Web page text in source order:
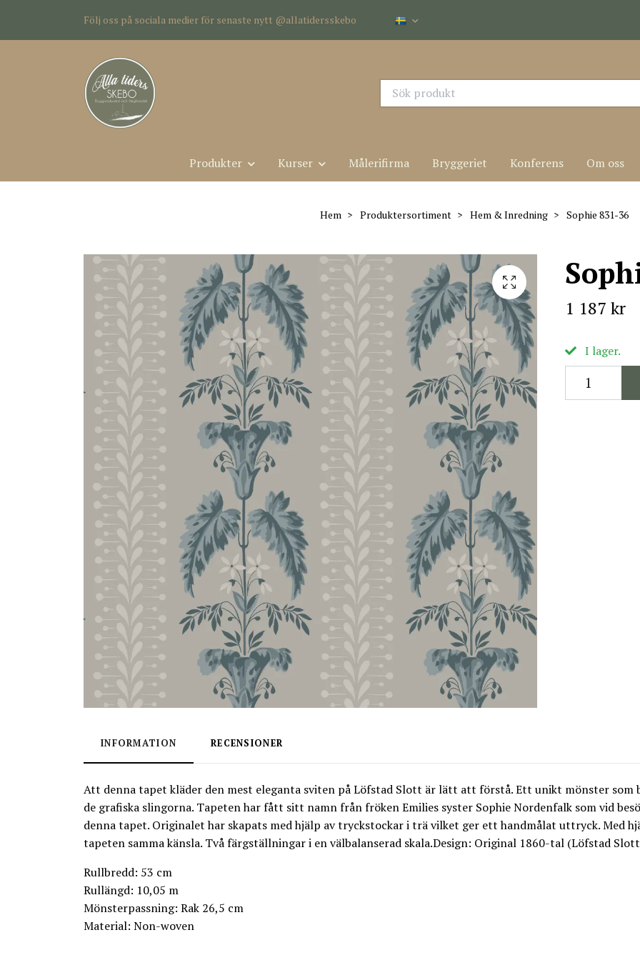
Följ oss på sociala medier för senaste nytt @allatidersskebo
Produkter Kurser Målerifirma Bryggeriet Konferens Om oss
Hem Produktersortiment Hem & Inredning Sophie 831-36
1 187 kr
I lager.
INFORMATION RECENSIONER
Att denna tapet kläder den mest eleganta sviten på Löfstad Slott är lätt att förstå. Ett unikt mönster som
de grafiska slingorna. Tapeten har fått sitt namn från fröken Emilies syster Sophie Nordenfalk som vid
denna tapet. Originalet har skapats med hjälp av tryckstockar i trä vilket ger ett handmålat uttryck. Med
tapeten samma känsla. Två färgställningar i en välbalanserad skala.Design: Original 1860-tal (Löfstad
Rullbredd: 53 cm
Rullängd: 10,05 m
Mönsterpassning: Rak 26,5 cm
Material: Non-woven